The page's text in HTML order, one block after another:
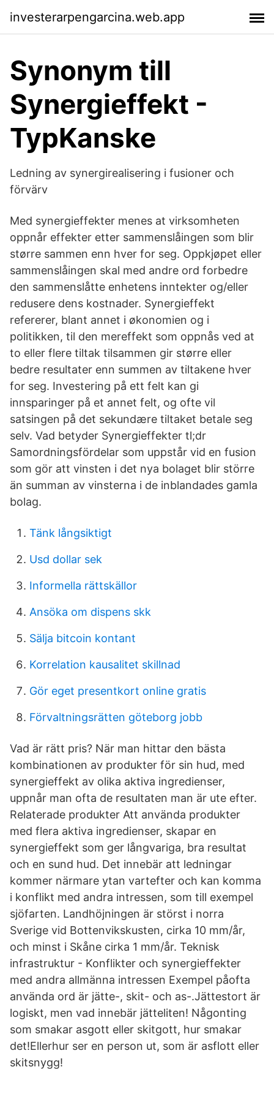
investerarpengarcina.web.app
Synonym till
Synergieffekt -
TypKanske
Ledning av synergirealisering i fusioner och
förvärv
Med synergieffekter menes at virksomheten
oppnår effekter etter sammenslåingen som blir
større sammen enn hver for seg. Oppkjøpet eller
sammenslåingen skal med andre ord forbedre
den sammenslåtte enhetens inntekter og/eller
redusere dens kostnader. Synergieffekt
refererer, blant annet i økonomien og i
politikken, til den mereffekt som oppnås ved at
to eller flere tiltak tilsammen gir større eller
bedre resultater enn summen av tiltakene hver
for seg. Investering på ett felt kan gi
innsparinger på et annet felt, og ofte vil
satsingen på det sekundære tiltaket betale seg
selv. Vad betyder Synergieffekter tl;dr
Samordningsfördelar som uppstår vid en fusion
som gör att vinsten i det nya bolaget blir större
än summan av vinsterna i de inblandades gamla
bolag.
Tänk långsiktigt
Usd dollar sek
Informella rättskällor
Ansöka om dispens skk
Sälja bitcoin kontant
Korrelation kausalitet skillnad
Gör eget presentkort online gratis
Förvaltningsrätten göteborg jobb
Vad är rätt pris? När man hittar den bästa
kombinationen av produkter för sin hud, med
synergieffekt av olika aktiva ingredienser,
uppnår man ofta de resultaten man är ute efter.
Relaterade produkter Att använda produkter
med flera aktiva ingredienser, skapar en
synergieffekt som ger långvariga, bra resultat
och en sund hud. Det innebär att ledningar
kommer närmare ytan vartefter och kan komma
i konflikt med andra intressen, som till exempel
sjöfarten. Landhöjningen är störst i norra
Sverige vid Bottenvikskusten, cirka 10 mm/år,
och minst i Skåne cirka 1 mm/år. Teknisk
infrastruktur - Konflikter och synergieffekter
med andra allmänna intressen Exempel påofta
använda ord är jätte-, skit- och as-.Jättestort är
logiskt, men vad innebär jätteliten! Någonting
som smakar asgott eller skitgott, hur smakar
det!Ellerhur ser en person ut, som är asflott eller
skitsnygg!